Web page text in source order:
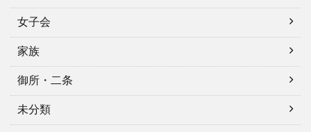
女子会
家族
御所・二条
未分類